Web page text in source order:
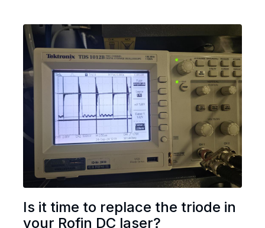
Is it time to replace the triode in
your Rofin DC laser?